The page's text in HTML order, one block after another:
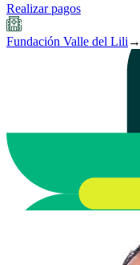
Realizar pagos
Fundación Valle del Lili →